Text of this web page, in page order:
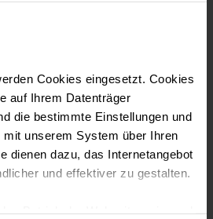
Cookies eingesetzt. Cookies
auf Ihrem Datenträger
die bestimmte Einstellungen und
unserem System über Ihren
dienen dazu, das Internetangebot
und effektiver zu gestalten.